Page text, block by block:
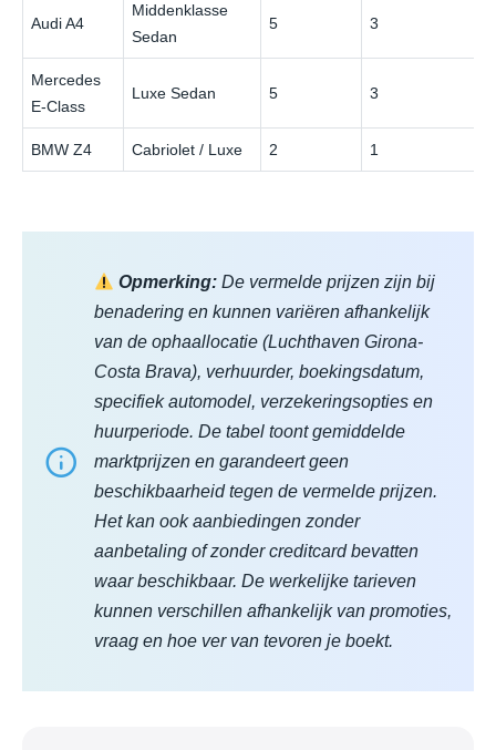
Audi A4
Middenklasse
Sedan
5 3
Mercedes
E‑Class
Luxe Sedan 5 3
BMW Z4 Cabriolet / Luxe 2 1
Opmerking: De vermelde prijzen zijn bij
benadering en kunnen variëren afhankelijk
van de ophaallocatie (Luchthaven Girona-
Costa Brava), verhuurder, boekingsdatum,
specifiek automodel, verzekeringsopties en
huurperiode. De tabel toont gemiddelde
marktprijzen en garandeert geen
beschikbaarheid tegen de vermelde prijzen.
Het kan ook aanbiedingen zonder
aanbetaling of zonder creditcard bevatten
waar beschikbaar. De werkelijke tarieven
kunnen verschillen afhankelijk van promoties,
vraag en hoe ver van tevoren je boekt.